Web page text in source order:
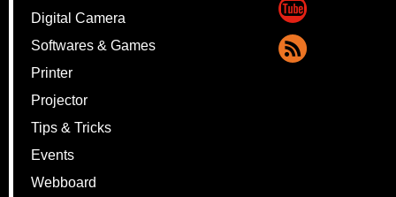
Digital Camera
Softwares & Games
Printer
Projector
Tips & Tricks
Events
Webboard